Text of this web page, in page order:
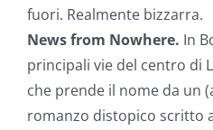
fuori. Realmente bizzarra.
News from Nowhere. In
principali vie del centro di
che prende il nome da un
romanzo distopico scritto